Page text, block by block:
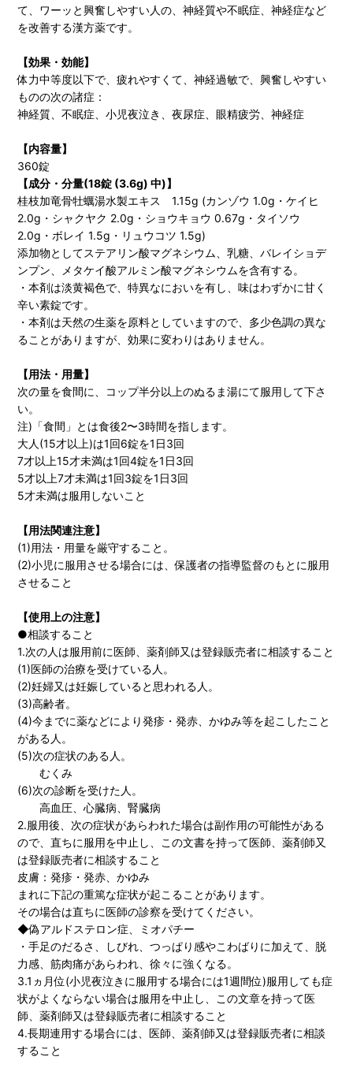
て、ワーッと興奮しやすい人の、神経質や不眠症、神経症など
を改善する漢方薬です。
【効果・効能】
体力中等度以下で、疲れやすくて、神経過敏で、興奮しやすい
ものの次の諸症：
神経質、不眠症、小児夜泣き、夜尿症、眼精疲労、神経症
【内容量】
360錠
【成分・分量(18錠 (3.6g) 中)】
桂枝加竜骨牡蠣湯水製エキス 1.15g (カンゾウ 1.0g・ケイヒ
2.0g・シャクヤク 2.0g・ショウキョウ 0.67g・タイソウ
2.0g・ボレイ 1.5g・リュウコツ 1.5g)
添加物としてステアリン酸マグネシウム、乳糖、バレイショデ
ンプン、メタケイ酸アルミン酸マグネシウムを含有する。
・本剤は淡黄褐色で、特異なにおいを有し、味はわずかに甘く
辛い素錠です。
・本剤は天然の生薬を原料としていますので、多少色調の異な
ることがありますが、効果に変わりはありません。
【用法・用量】
次の量を食間に、コップ半分以上のぬるま湯にて服用して下さ
い。
注)「食間」とは食後2〜3時間を指します。
大人(15才以上)は1回6錠を1日3回
7才以上15才未満は1回4錠を1日3回
5才以上7才未満は1回3錠を1日3回
5才未満は服用しないこと
【用法関連注意】
(1)用法・用量を厳守すること。
(2)小児に服用させる場合には、保護者の指導監督のもとに服用
させること
【使用上の注意】
●相談すること
1.次の人は服用前に医師、薬剤師又は登録販売者に相談すること
(1)医師の治療を受けている人。
(2)妊婦又は妊娠していると思われる人。
(3)高齢者。
(4)今までに薬などにより発疹・発赤、かゆみ等を起こしたこと
がある人。
(5)次の症状のある人。
むくみ
(6)次の診断を受けた人。
高血圧、心臓病、腎臓病
2.服用後、次の症状があらわれた場合は副作用の可能性がある
ので、直ちに服用を中止し、この文書を持って医師、薬剤師又
は登録販売者に相談すること
皮膚：発疹・発赤、かゆみ
まれに下記の重篤な症状が起こることがあります。
その場合は直ちに医師の診察を受けてください。
◆偽アルドステロン症、ミオパチー
・手足のだるさ、しびれ、つっぱり感やこわばりに加えて、脱
力感、筋肉痛があらわれ、徐々に強くなる。
3.1ヵ月位(小児夜泣きに服用する場合には1週間位)服用しても症
状がよくならない場合は服用を中止し、この文章を持って医
師、薬剤師又は登録販売者に相談すること
4.長期連用する場合には、医師、薬剤師又は登録販売者に相談
すること